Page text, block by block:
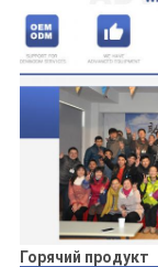
Горячий продукт